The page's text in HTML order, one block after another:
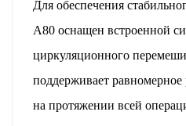
Для обеспечения
A80 оснащен встроенной
циркуляционного
поддерживает равномерное
на протяжении всей